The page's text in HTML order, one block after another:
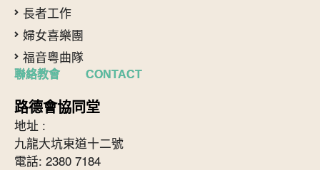
長者工作
婦女喜樂團
福音粵曲隊
聯絡教會 CONTACT
路德會協同堂
地址 :
九龍大坑東道十二號
電話: 2380 7184